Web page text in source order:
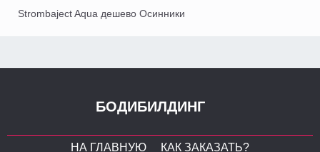
Strombaject Aqua дешево Осинники
БОДИБИЛДИНГ
НА ГЛАВНУЮ КАК ЗАКАЗАТЬ?